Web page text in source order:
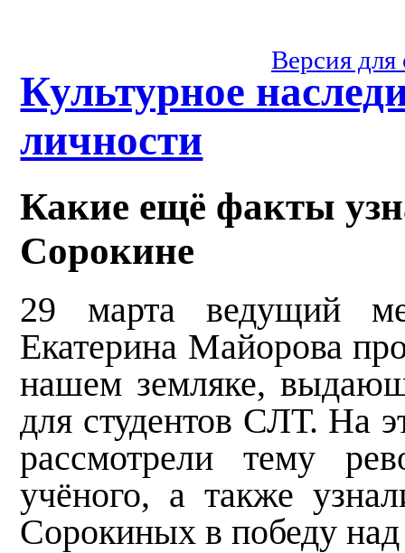
Версия
Культурное
личности
Какие ещё факты
Сорокине
29 марта ведущий
Екатерина Майорова
нашем земляке,
для студентов СЛТ. На
рассмотрели тему
учёного, а также
Сорокиных в победу